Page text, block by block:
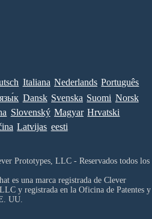
Italiana Nederlands Português
Dansk Svenska Suomi Norsk
Slovenský Magyar Hrvatski
Latvijas eesti
Prototypes, LLC - Reservados todos los
es una marca registrada de Clever
y registrada en la Oficina de Patentes y
UU.